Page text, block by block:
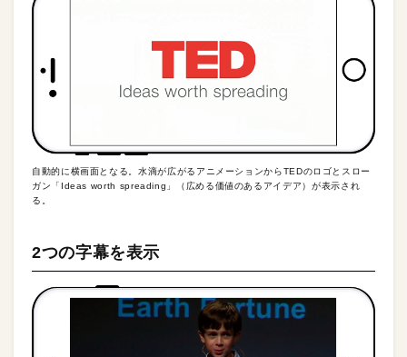
自動的に横画面となる。水滴が広がるアニメーションからTEDのロゴとスロー
ガン「Ideas worth spreading」（広める価値のあるアイデア）が表示され
る。
2つの字幕を表示